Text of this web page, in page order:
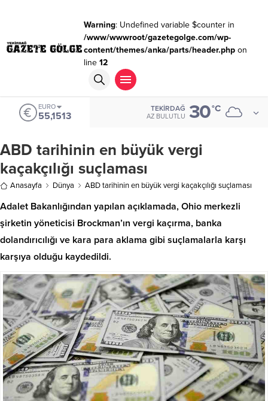
Warning: Undefined variable $counter in
/www/wwwroot/gazetegolge.com/wp-
content/themes/anka/parts/header.phpon
line 12
EURO
55,1513
TEKIRDAĞ
AZ BULUTLU 30°C
ABD tarihinin en büyük vergi
kaçakçılığı suçlaması
Anasayfa Dünya ABD tarihinin en büyük vergi kaçakçılığı suçlaması
Adalet Bakanlığından yapılan açıklamada, Ohio merkezli
şirketin yöneticisi Brockman’ın vergi kaçırma, banka
dolandırıcılığı ve kara para aklama gibi suçlamalarla karşı
karşıya olduğu kaydedildi.